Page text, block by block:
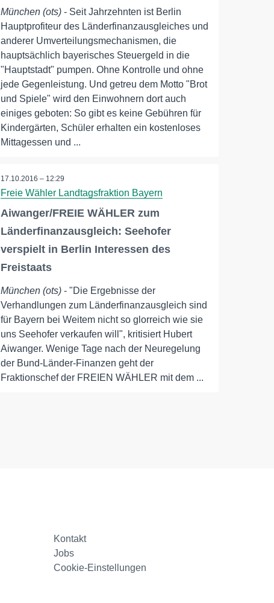
München (ots) - Seit Jahrzehnten ist Berlin
Hauptprofiteur des Länderfinanzausgleiches und
anderer Umverteilungsmechanismen, die
hauptsächlich bayerisches Steuergeld in die
"Hauptstadt" pumpen. Ohne Kontrolle und ohne
jede Gegenleistung. Und getreu dem Motto "Brot
und Spiele" wird den Einwohnern dort auch
einiges geboten: So gibt es keine Gebühren für
Kindergärten, Schüler erhalten ein kostenloses
Mittagessen und ...
17.10.2016 – 12:29
Freie Wähler Landtagsfraktion Bayern
Aiwanger/FREIE WÄHLER zum
Länderfinanzausgleich: Seehofer
verspielt in Berlin Interessen des
Freistaats
München (ots) - "Die Ergebnisse der
Verhandlungen zum Länderfinanzausgleich sind
für Bayern bei Weitem nicht so glorreich wie sie
uns Seehofer verkaufen will", kritisiert Hubert
Aiwanger. Wenige Tage nach der Neuregelung
der Bund-Länder-Finanzen geht der
Fraktionschef der FREIEN WÄHLER mit dem ...
Kontakt
Jobs
Cookie-Einstellungen